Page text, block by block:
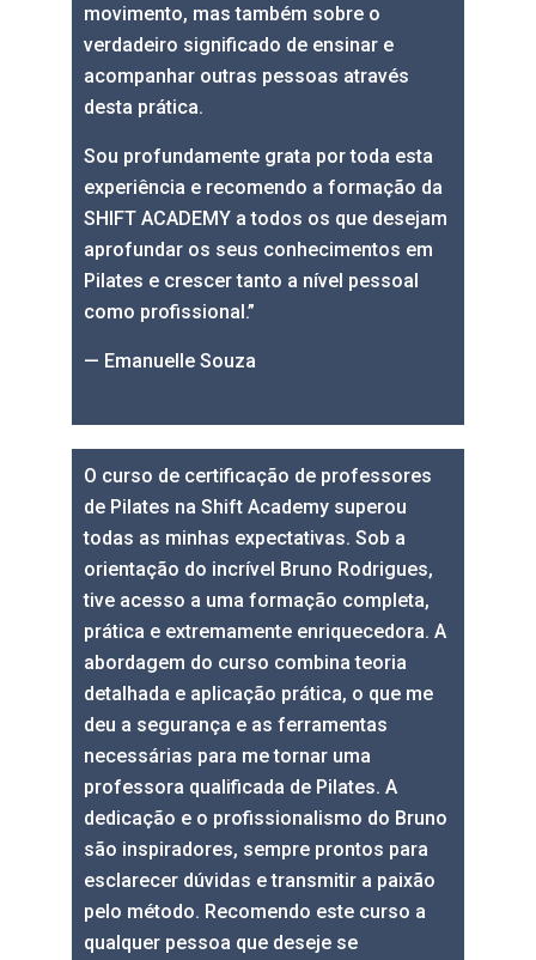
movimento, mas também sobre o
verdadeiro significado de ensinar e
acompanhar outras pessoas através
desta prática.
Sou profundamente grata por toda esta
experiência e recomendo a formação da
SHIFT ACADEMY a todos os que desejam
aprofundar os seus conhecimentos em
Pilates e crescer tanto a nível pessoal
como profissional.”
— Emanuelle Souza
O curso de certificação de professores
de Pilates na Shift Academy superou
todas as minhas expectativas. Sob a
orientação do incrível Bruno Rodrigues,
tive acesso a uma formação completa,
prática e extremamente enriquecedora. A
abordagem do curso combina teoria
detalhada e aplicação prática, o que me
deu a segurança e as ferramentas
necessárias para me tornar uma
professora qualificada de Pilates. A
dedicação e o profissionalismo do Bruno
são inspiradores, sempre prontos para
esclarecer dúvidas e transmitir a paixão
pelo método. Recomendo este curso a
qualquer pessoa que deseje se